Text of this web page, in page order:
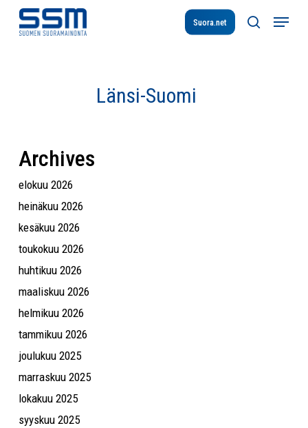
main
Suora.net
search
Menu
Suomi
Länsi-Suomi
Archives
elokuu 2026
heinäkuu 2026
kesäkuu 2026
toukokuu 2026
huhtikuu 2026
maaliskuu 2026
helmikuu 2026
tammikuu 2026
joulukuu 2025
marraskuu 2025
lokakuu 2025
syyskuu 2025